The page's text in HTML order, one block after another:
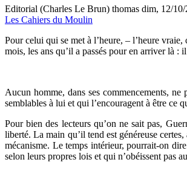
Editorial (Charles Le Brun) thomas dim, 12/
Les Cahiers du Moulin
Pour celui qui se met à l’heure, – l’heure
mois, les ans qu’il a passés pour en arriver là
Aucun homme, dans ses commencements,
semblables à lui et qui l’encouragent à être ce
Pour bien des lecteurs qu’on ne sait pas,
liberté. La main qu’il tend est généreuse
mécanisme. Le temps intérieur, pourrait-on
selon leurs propres lois et qui n’obéissent pas